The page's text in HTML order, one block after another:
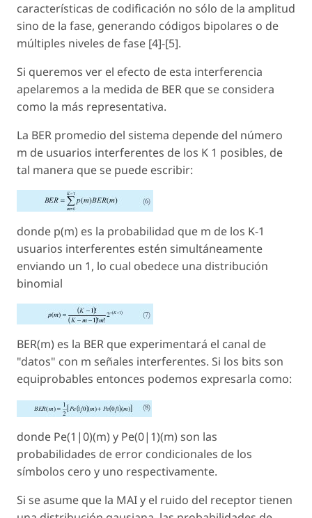
características de codificación no sólo de la amplitud
sino de la fase, generando códigos bipolares o de
múltiples niveles de fase [4]-[5].
Si queremos ver el efecto de esta interferencia
apelaremos a la medida de BER que se considera
como la más representativa.
La BER promedio del sistema depende del número
m de usuarios interferentes de los K 1 posibles, de
tal manera que se puede escribir:
donde p(m) es la probabilidad que m de los K-1
usuarios interferentes estén simultáneamente
enviando un 1, lo cual obedece una distribución
binomial
BER(m) es la BER que experimentará el canal de
"datos" con m señales interferentes. Si los bits son
equiprobables entonces podemos expresarla como:
donde Pe(1|0)(m) y Pe(0|1)(m) son las
probabilidades de error condicionales de los
símbolos cero y uno respectivamente.
Si se asume que la MAI y el ruido del receptor tienen